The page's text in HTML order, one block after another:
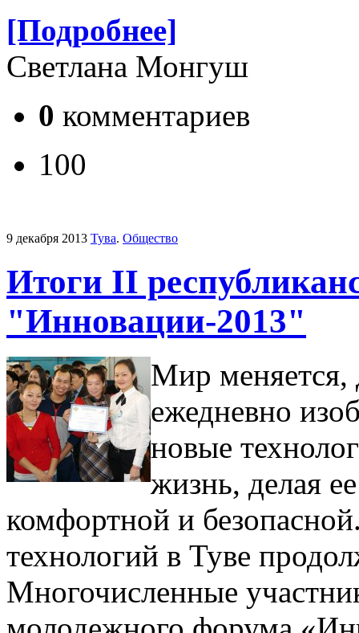
[Подробнее]
Светлана Монгуш
0 комментариев
100
9 декабря 2013 Тува. Общество
Итоги II
"Инновации-2013"
Мир меняется,
ежедневно
новые
жизнь, делая
комфортной и
технологий в Туве
Многочисленные